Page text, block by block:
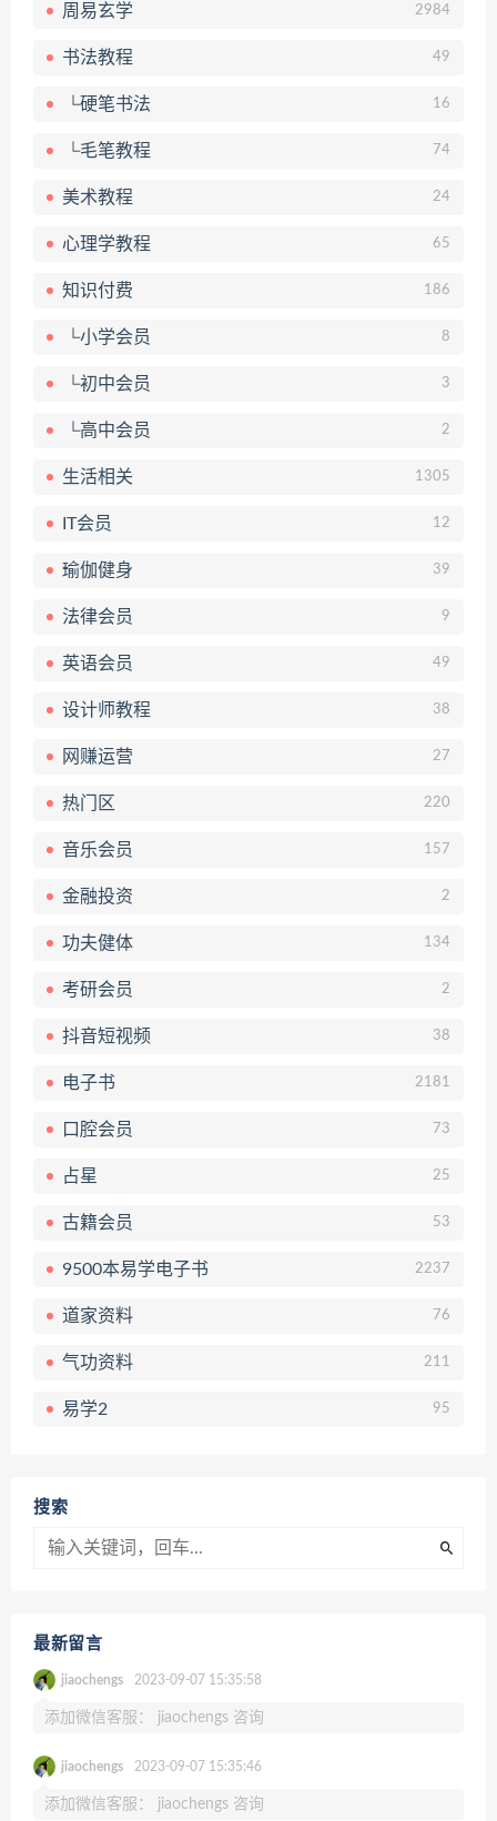
周易玄学 2984
书法教程 49
└硬笔书法 16
└毛笔教程 74
美术教程 24
心理学教程 65
知识付费 186
└小学会员 8
└初中会员 3
└高中会员 2
生活相关 1305
IT会员 12
瑜伽健身 39
法律会员 9
英语会员 49
设计师教程 38
网赚运营 27
热门区 220
音乐会员 157
金融投资 2
功夫健体 134
考研会员 2
抖音短视频 38
电子书 2181
口腔会员 73
占星 25
古籍会员 53
9500本易学电子书 2237
道家资料 76
气功资料 211
易学2 95
搜索
最新留言
jiaochengs 2023-09-07 15:35:58
添加微信客服： jiaochengs 咨询
jiaochengs 2023-09-07 15:35:46
添加微信客服： jiaochengs 咨询